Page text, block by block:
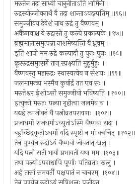
मरुत्तेन तदा साध्वी चानुनीताऽति भामिनी ।
रुद्रस्योज्जीवनार्थं वै तदा शान्ताऽवदत्पतिम् ॥९६॥
समुज्जीवय देवेशं नाथ रुद्रं तु वैष्णवम् ।
अवैष्णवाश्च ये रुद्रास्ते तु कल्पे प्रकल्पके ॥९७॥
ब्रह्ममालासमुत्पन्ना नाशमेष्यन्ति वै ध्रुवम् ।
इति शापो मम रुद्रे कल्पादौ तु पुनः पुनः ॥१८॥
क्रूररुद्रसमुत्सर्गे तान् स्प्रक्ष्यति मुहुर्मुहुः ।
वैष्णवस्तु महारुद्रः स्थास्यत्येव न संशयः ॥९९॥
जलमामन्त्र्य भस्मैव कुर्वार्द्रं तत एव सः ।
मरुत्तेश्वर ईशोऽसौ समुज्जीवो भविष्यति ॥१००॥
इत्युक्तो मरुतः पत्न्या गृहीत्वा जलमेव च ।
यद्यहं त्वाजीवनं वै पत्नीव्रतपरायणः ॥१०१॥
प्रजाधर्मो राजधर्माऽच्युतोऽस्मि वैष्णवः सदा ।
बहुच्छिद्रकृतोऽधर्मो यदि स्पृष्टो न मां क्वचित् ॥१०२॥
तेन पुण्येन रुद्रोऽयं वैष्णवो जीवतात् खलु ।
यदि पत्नी सती भार्या प्रभावती यथा मम ॥१०३॥
तथा पत्न्योऽपराश्चापि पूर्णाः पतिव्रताः खलु ।
अहं तासां समवर्ती पक्षपातं न चाचरम् ॥१०४॥